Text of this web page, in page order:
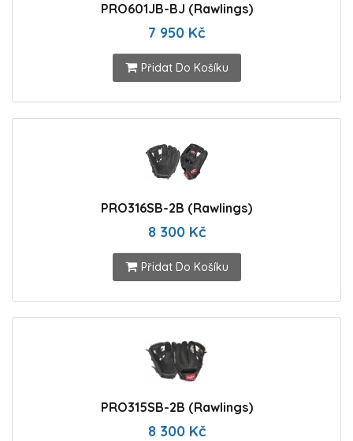
PRO601JB-BJ (Rawlings)
7 950 Kč
Přidat Do Košíku
PRO316SB-2B (Rawlings)
8 300 Kč
Přidat Do Košíku
PRO315SB-2B (Rawlings)
8 300 Kč